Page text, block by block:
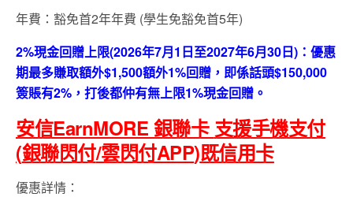
年費：豁免首2年年費 (學生免豁免首5年)
2%現金回贈上限(2026年7月1日至2027年6月30日)：優惠
期最多賺取額外$1,500額外1%回贈，即係話頭$150,000
簽賬有2%，打後都仲有無上限1%現金回贈。
安信EarnMORE 銀聯卡 支援手機支付
(銀聯閃付/雲閃付APP)既信用卡
優惠詳情：